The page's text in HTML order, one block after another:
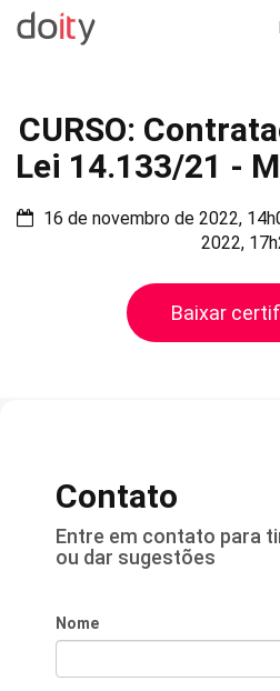
CURSO:
Lei 14.133/21 -
16 de novembro de 2022,
2022,
Baixar
Contato
Entre em contato para
ou dar sugestões
Nome